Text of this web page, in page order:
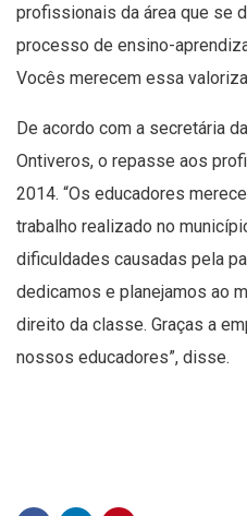
profissionais da área que se
processo de ensino-
Vocês merecem essa
De acordo com a secretária
Ontiveros, o repasse aos
2014. “Os educadores
trabalho realizado no
dificuldades causadas pela
dedicamos e planejamos ao
direito da classe. Graças a
nossos educadores”, disse.